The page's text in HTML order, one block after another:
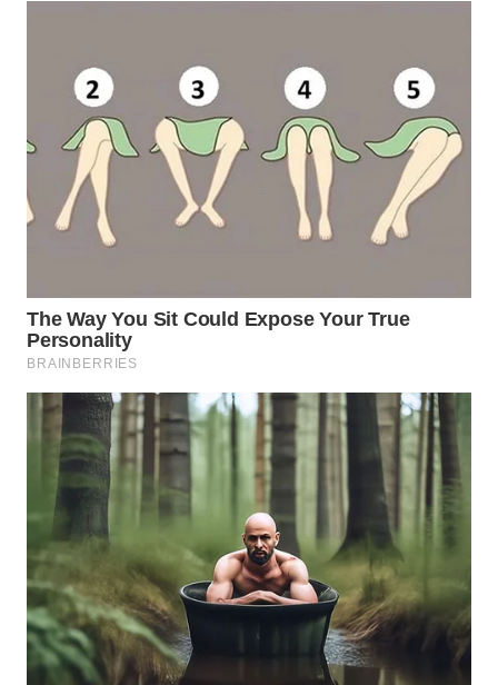
WN
SURABAYA
WN
NATUNA
WN
MANDALIKA
WN
LIKUPANG
LABUANBAJO
WN
BORNEO